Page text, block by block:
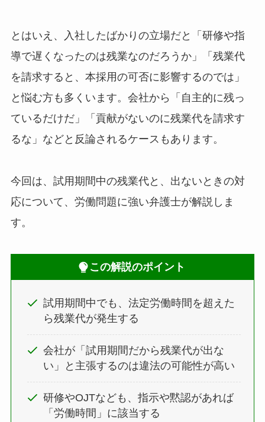
とはいえ、入社したばかりの立場だと「研修や指
導で遅くなったのは残業なのだろうか」「残業代
を請求すると、本採用の可否に影響するのでは」
と悩む方も多くいます。会社から「自主的に残っ
ているだけだ」「貢献がないのに残業代を請求す
るな」などと反論されるケースもあります。
今回は、試用期間中の残業代と、出ないときの対
応について、労働問題に強い弁護士が解説しま
す。
この解説のポイント
試用期間中でも、法定労働時間を超えた
ら残業代が発生する
会社が「試用期間だから残業代が出な
い」と主張するのは違法の可能性が高い
研修やOJTなども、指示や黙認があれば
「労働時間」に該当する